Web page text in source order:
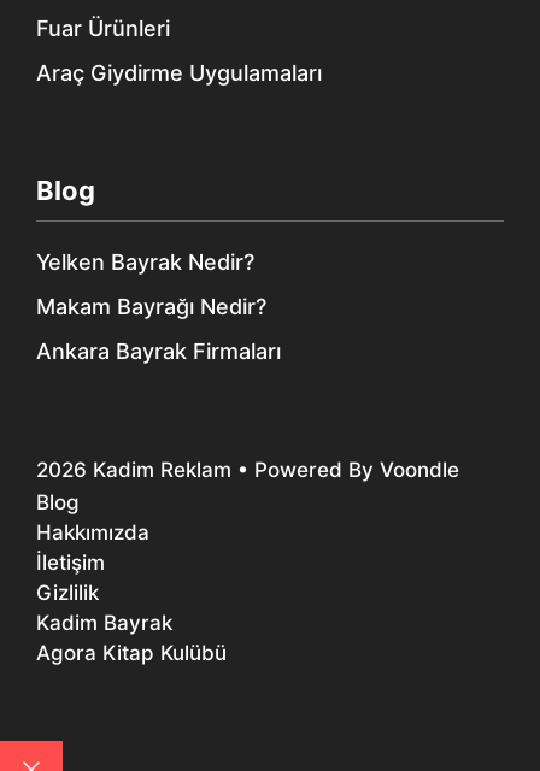
Fuar Ürünleri
Araç Giydirme Uygulamaları
Blog
Yelken Bayrak Nedir?
Makam Bayrağı Nedir?
Ankara Bayrak Firmaları
2026 Kadim Reklam • Powered By Voondle
Blog
Hakkımızda
İletişim
Gizlilik
Kadim Bayrak
Agora Kitap Kulübü